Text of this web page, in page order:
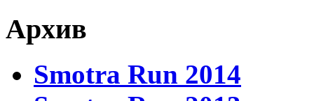
Архив
Smotra Run 2014